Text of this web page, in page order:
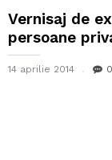
Vernisaj de
persoane
14 aprilie 2014 0